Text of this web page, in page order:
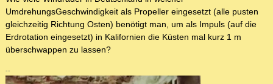
UmdrehungsGeschwindigkeit als Propeller eingesetzt (alle pusten
gleichzeitig Richtung Osten) benötigt man, um als Impuls (auf die
Erdrotation eingesetzt) in Kalifornien die Küsten mal kurz 1 m
überschwappen zu lassen?
--